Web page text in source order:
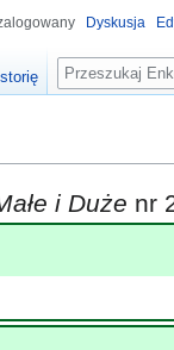
i Duże nr
Dyskusja
Szukaj